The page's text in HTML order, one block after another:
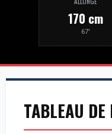
170 cm
67'
TABLEAU DE